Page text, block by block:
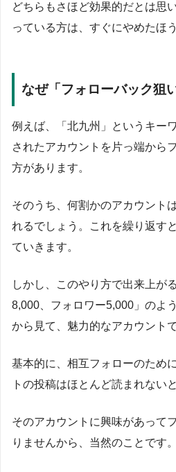
どちらもさほど効果的だとは思
っている方は、すぐにやめたほ
なぜ「フォローバック狙
例えば、「北九州」というキー
されたアカウントを片っ端から
方があります。
そのうち、何割かのアカウント
れるでしょう。これを繰り返す
ていきます。
しかし、このやり方で出来上が
8,000、フォロワー5,000」のよ
から見て、魅力的なアカウント
基本的に、相互フォローのため
トの投稿はほとんど読まれない
そのアカウントに興味があって
りませんから、当然のことです。